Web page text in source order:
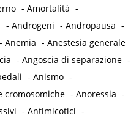
-Amortalità -
-Androgeni -Andropausa -
-Anemia -Anestesia generale
-Angoscia di separazione -
-Anismo -
cromosomiche -Anoressia -
-Antimicotici -